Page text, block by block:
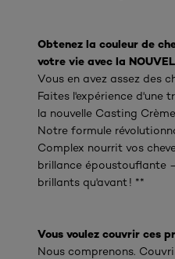
Obtenez la couleur de
votre vie avec la
Vous en avez assez des
Faites l'expérience d'une
la nouvelle Casting
Notre formule
Complex nourrit vos
brillance époustouflante
brillants qu'avant ! **
Vous voulez couvrir ces
Nous comprenons.